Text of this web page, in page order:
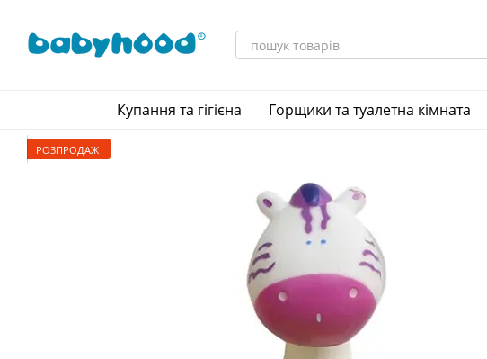
Купання та гігієна Горщики та туалетна кімната
РОЗПРОДАЖ